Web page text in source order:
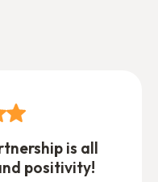
is all
positivity!